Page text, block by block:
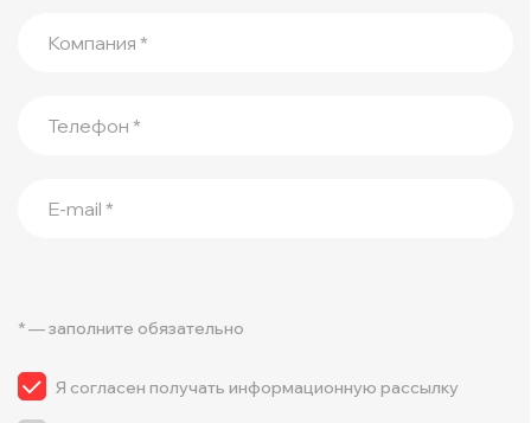
Компания *
Телефон *
E-mail *
* — заполните обязательно
Я согласен получать информационную рассылку